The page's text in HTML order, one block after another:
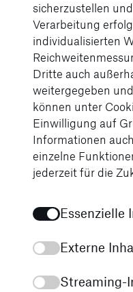
Immer
informiert
Alle News
Tauchen Sie ein in
Fahrzeugmodelle,
Geschichten aus
Sie unsere
Sie informiert über
exklusiven Angebote.
sicherzustellen
Verarbeitung
individualisierten
Dritte auch
weitergegeben
können unter
Einwilligung auf
Informationen
einzelne
jederzeit für die
Essenzielle
Externe
Streaming-